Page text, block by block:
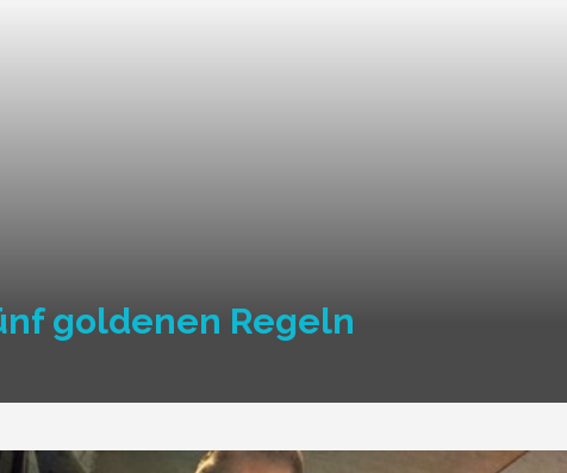
goldenen Regeln